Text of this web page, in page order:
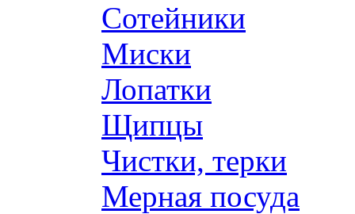
Сотейники
Миски
Лопатки
Щипцы
Чистки, терки
Мерная посуда